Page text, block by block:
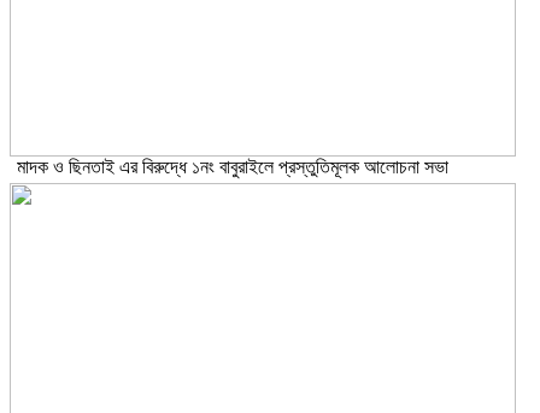
মাদক ও ছিনতাই এর বিরুদ্ধে ১নং বাবুরাইলে প্রস্তুতিমূলক আলোচনা সভা